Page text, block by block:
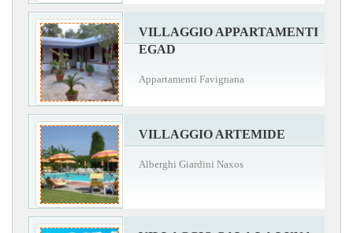
VILLAGGIO APPARTAMENTI
EGAD
Appartamenti Favignana
VILLAGGIO ARTEMIDE
Alberghi Giardini Naxos